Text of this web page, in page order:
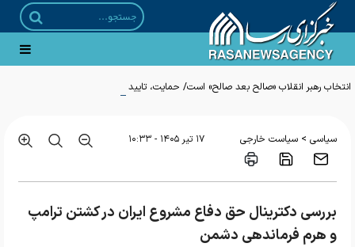
انتخاب رهبر انقلاب «صالح بعد صالح» است/ حمایت، تایید و صیانت از ایشان وظیفه همه
سیاسی > سیاست خارجی ۱۷ تير ۱۴۰۵ - ۱۰:۳۳
بررسی دکترینال حق دفاع مشروع ایران در کشتن ترامپ
و هرم فرماندهی دشمن